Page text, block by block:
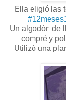
Ella eligió las
Un algodón de
compré y
Utilizó una